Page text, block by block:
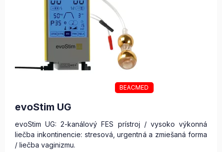
BEACMED
evoStim UG
evoStim UG: 2-kanálový FES prístroj / vysoko výkonná
liečba inkontinencie: stresová, urgentná a zmiešaná forma
/ liečba vaginizmu.